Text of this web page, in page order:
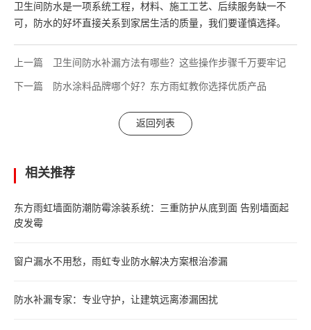
卫生间防水是一项系统工程，材料、施工工艺、后续服务缺一不
可，防水的好坏直接关系到家居生活的质量，我们要谨慎选择。
上一篇 卫生间防水补漏方法有哪些？这些操作步骤千万要牢记
下一篇 防水涂料品牌哪个好？东方雨虹教你选择优质产品
返回列表
相关推荐
东方雨虹墙面防潮防霉涂装系统：三重防护从底到面 告别墙面起
皮发霉
窗户漏水不用愁，雨虹专业防水解决方案根治渗漏
防水补漏专家：专业守护，让建筑远离渗漏困扰